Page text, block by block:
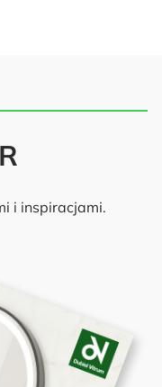
i inspiracjami.